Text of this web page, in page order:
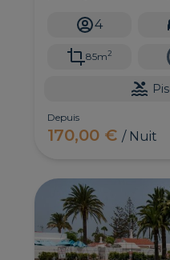
sud de Gran Canaria.
4
85m2
Depuis
170,00 €/ Nuit